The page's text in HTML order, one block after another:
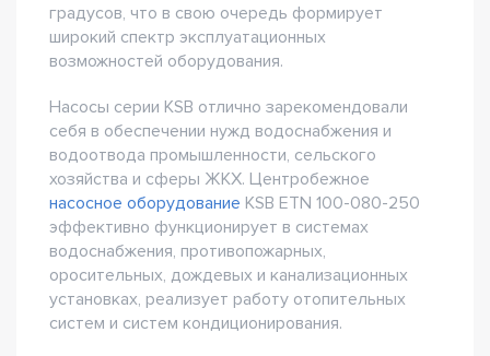
градусов, что в свою очередь формирует
широкий спектр эксплуатационных
возможностей оборудования.
Насосы серии KSB отлично зарекомендовали
себя в обеспечении нужд водоснабжения и
водоотвода промышленности, сельского
хозяйства и сферы ЖКХ. Центробежное
насосное оборудование KSB ETN 100-080-250
эффективно функционирует в системах
водоснабжения, противопожарных,
оросительных, дождевых и канализационных
установках, реализует работу отопительных
систем и систем кондиционирования.